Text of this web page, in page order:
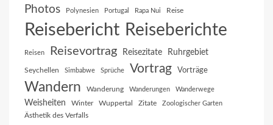
Photos Polynesien Portugal Rapa Nui Reise
Reisebericht Reiseberichte
Reisen Reisevortrag Reisezitate Ruhrgebiet
Seychellen Simbabwe Sprüche Vortrag Vorträge
Wandern Wanderung Wanderungen Wanderwege
Weisheiten Winter Wuppertal Zitate Zoologischer Garten
Ästhetik des Verfalls